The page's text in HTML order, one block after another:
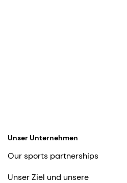
Unser Unternehmen
Our sports partnerships
Unser Ziel und unsere